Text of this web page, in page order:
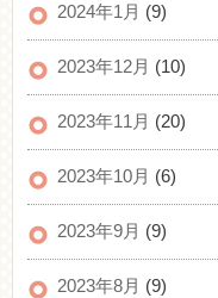
2024年1月 (9)
2023年12月 (10)
2023年11月 (20)
2023年10月 (6)
2023年9月 (9)
2023年8月 (9)